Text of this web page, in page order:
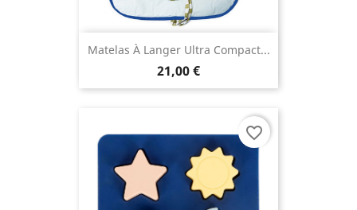
Matelas À Langer Ultra Compact...
21,00 €
favorite_border